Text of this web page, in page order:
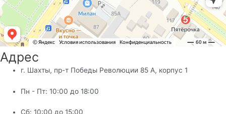
Адрес
г. Шахты, пр-т Победы Революции 85 А, корпус 1
Пн - Пт: 10:00 до 18:00
Сб: 10:00 до 15:00